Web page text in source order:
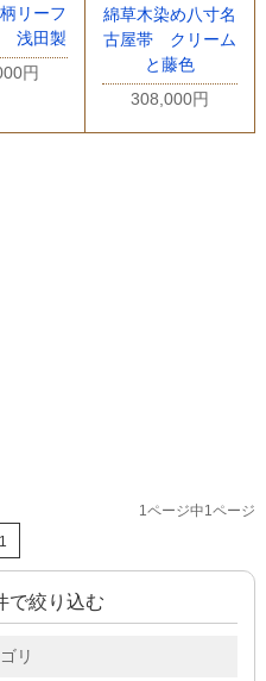
リーフ
浅田製
円
綿草木染め八寸名
古屋帯 クリーム
と藤色
308,000円
1ページ中1ページ
1
で絞り込む
リ